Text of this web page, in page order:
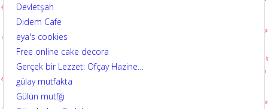
Devletşah
Didem Cafe
eya's cookies
Free online cake decora
Gerçek bir Lezzet: Ofçay Hazine…
gülay mutfakta
Gülün mutfğı